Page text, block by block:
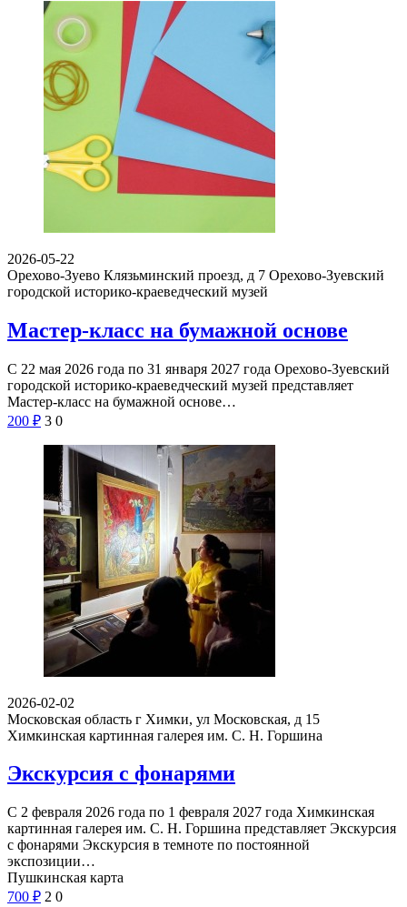
2026-05-22
Орехово-Зуево Клязьминский проезд, д 7 Орехово-Зуевский
городской историко-краеведческий музей
Мастер-класс на бумажной основе
С 22 мая 2026 года по 31 января 2027 года Орехово-Зуевский
городской историко-краеведческий музей представляет
Мастер-класс на бумажной основе…
200 ₽ 3 0
2026-02-02
Московская область г Химки, ул Московская, д 15
Химкинская картинная галерея им. С. Н. Горшина
Экскурсия с фонарями
С 2 февраля 2026 года по 1 февраля 2027 года Химкинская
картинная галерея им. С. Н. Горшина представляет Экскурсия
с фонарями Экскурсия в темноте по постоянной
экспозиции…
Пушкинская карта
700 ₽ 2 0